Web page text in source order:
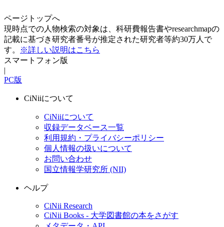
ページトップへ
現時点での人物検索の対象は、科研費報告書やresearchmapの
記載に基づき研究者番号が推定された研究者等約30万人で
す。
※詳しい説明はこちら
スマートフォン版
|
PC版
CiNiiについて
CiNiiについて
収録データベース一覧
利用規約・プライバシーポリシー
個人情報の扱いについて
お問い合わせ
国立情報学研究所 (NII)
ヘルプ
CiNii Research
CiNii Books - 大学図書館の本をさがす